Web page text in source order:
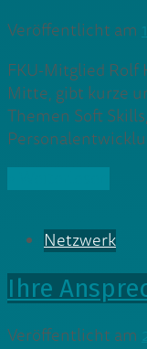
Veröffentlicht am
FKU-Mitglied Rolf
Mitte, gibt kurze
Themen Soft
Netzwerk
Ihre
Veröffentlicht am